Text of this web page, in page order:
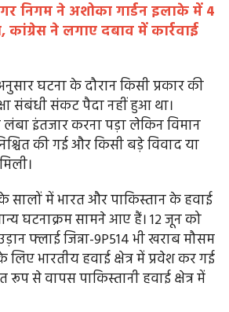
निगम ने अशोका गार्डन इलाके में 4
कांग्रेस ने लगाए दबाव में कार्रवाई
घटना के दौरान किसी प्रकार की
संबंधी संकट पैदा नहीं हुआ था।
लंबा इंतजार करना पड़ा लेकिन विमान
की गई और किसी बड़े विवाद या
सालों में भारत और पाकिस्तान के हवाई
घटनाक्रम सामने आए हैं। 12 जून को
फ्लाई जिन्ना-9P514 भी खराब मौसम
भारतीय हवाई क्षेत्र में प्रवेश कर गई
रूप से वापस पाकिस्तानी हवाई क्षेत्र में